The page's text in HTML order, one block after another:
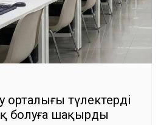
орталығы түлектерді
болуға шақырды